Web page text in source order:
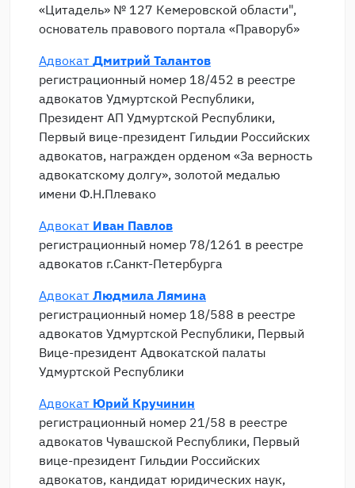
«Цитадель» № 127 Кемеровской области",
основатель правового портала «Праворуб»
Адвокат Дмитрий Талантов
регистрационный номер 18/452 в реестре
адвокатов Удмуртской Республики,
Президент АП Удмуртской Республики,
Первый вице-президент Гильдии Российских
адвокатов, награжден орденом «За верность
адвокатскому долгу», золотой медалью
имени Ф.Н.Плевако
Адвокат Иван Павлов
регистрационный номер 78/1261 в реестре
адвокатов г.Санкт-Петербурга
Адвокат Людмила Лямина
регистрационный номер 18/588 в реестре
адвокатов Удмуртской Республики, Первый
Вице-президент Адвокатской палаты
Удмуртской Республики
Адвокат Юрий Кручинин
регистрационный номер 21/58 в реестре
адвокатов Чувашской Республики, Первый
вице-президент Гильдии Российских
адвокатов, кандидат юридических наук,